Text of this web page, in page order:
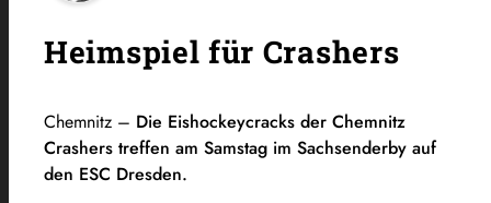
Heimspiel für Crashers
Chemnitz – Die Eishockeycracks der Chemnitz
Crashers treffen am Samstag im Sachsenderby auf
den ESC Dresden.